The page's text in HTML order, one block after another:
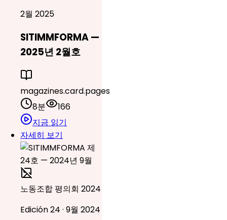
2월 2025
SITIMMFORMA —
2025년 2월호
magazines.card.pages
8분
166
지금 읽기
자세히 보기
노동조합 평의회 2024
Edición 24 · 9월 2024